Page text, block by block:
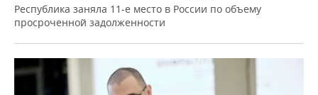
Республика заняла 11-е место в России по объему
просроченной задолженности